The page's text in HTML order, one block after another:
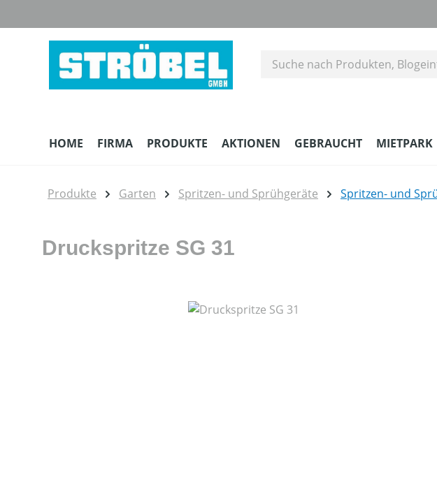
HOME FIRMA PRODUKTE AKTIONEN GEBRAUCHT MIETPARK
Produkte Garten Spritzen- und Sprühgeräte Spritzen- und
Druckspritze SG 31